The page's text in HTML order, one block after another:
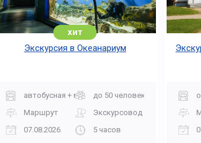
хит
Экскурсия в Океанариум
автобусная + музейдо 50 человек
Маршрут
Экскурсовод
07.08.2026
5 часов